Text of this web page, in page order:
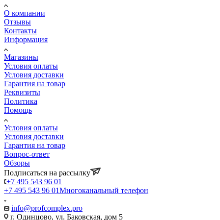
О компании
Отзывы
Контакты
Информация
Магазины
Условия оплаты
Условия доставки
Гарантия на товар
Реквизиты
Политика
Помощь
Условия оплаты
Условия доставки
Гарантия на товар
Вопрос-ответ
Обзоры
Подписаться на рассылку
+7 495 543 96 01
+7 495 543 96 01Многоканальный телефон
info@profcomplex.pro
г. Одинцово, ул. Баковская, дом 5